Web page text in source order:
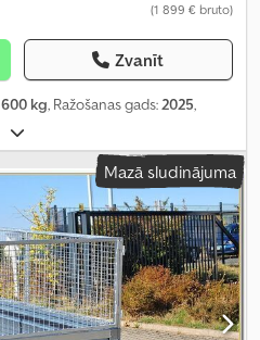
(1 899 € bruto)
Zvanīt
600 kg, Ražošanas gads:2025,
Mazā sludinājuma